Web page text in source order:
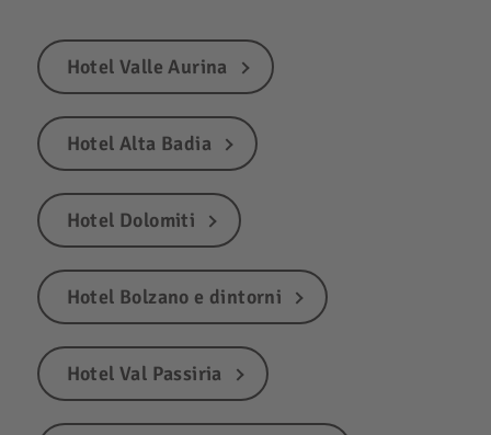
Hotel Valle Aurina
Hotel Alta Badia
Hotel Dolomiti
Hotel Bolzano e dintorni
Hotel Val Passiria